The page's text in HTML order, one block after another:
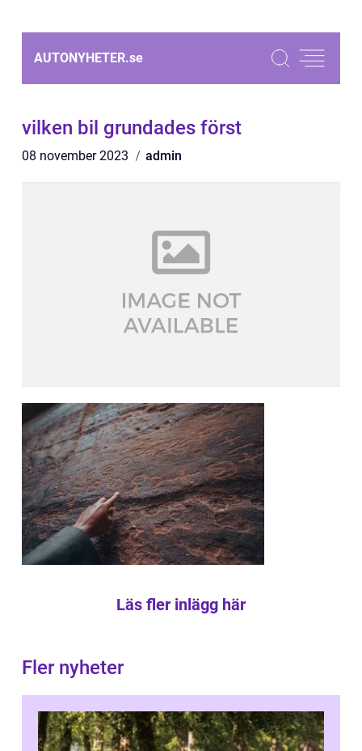
AUTONYHETER.se
vilken bil grundades först
08 november 2023 admin
Läs fler inlägg här
Fler nyheter